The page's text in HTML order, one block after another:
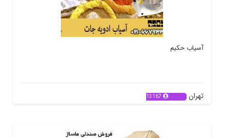
آسیاب حکیم
تهران 13167